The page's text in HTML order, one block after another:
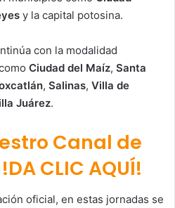
y la capital potosina.
con la modalidad
Ciudad del Maíz, Santa
, Salinas, Villa de
Juárez.
Canal de
CLIC AQUÍ!
oficial, en estas jornadas se